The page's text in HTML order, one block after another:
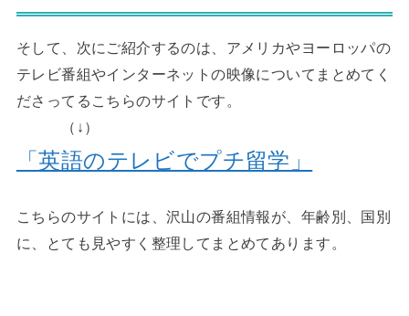
そして、次にご紹介するのは、アメリカやヨーロッパの
テレビ番組やインターネットの映像についてまとめてく
ださってるこちらのサイトです。
（↓）
「英語のテレビでプチ留学」
こちらのサイトには、沢山の番組情報が、年齢別、国別
に、とても見やすく整理してまとめてあります。